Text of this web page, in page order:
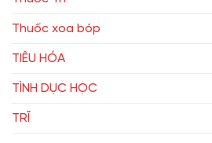
Thuốc xoa bóp
TIÊU HÓA
TÌNH DỤC HỌC
TRĨ